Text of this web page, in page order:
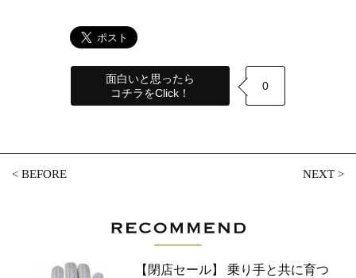
面白いと思ったら
コチラをClick！
0
<BEFORE NEXT>
【閉店セール】 乗り手と共に育つ